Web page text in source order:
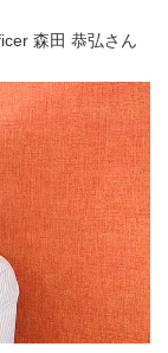
森田 恭弘さん